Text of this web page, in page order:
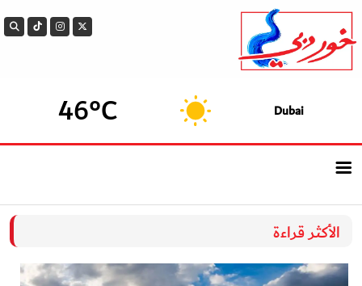
Dubai
46°C
الرئيسيــة
الأكثر قراءة